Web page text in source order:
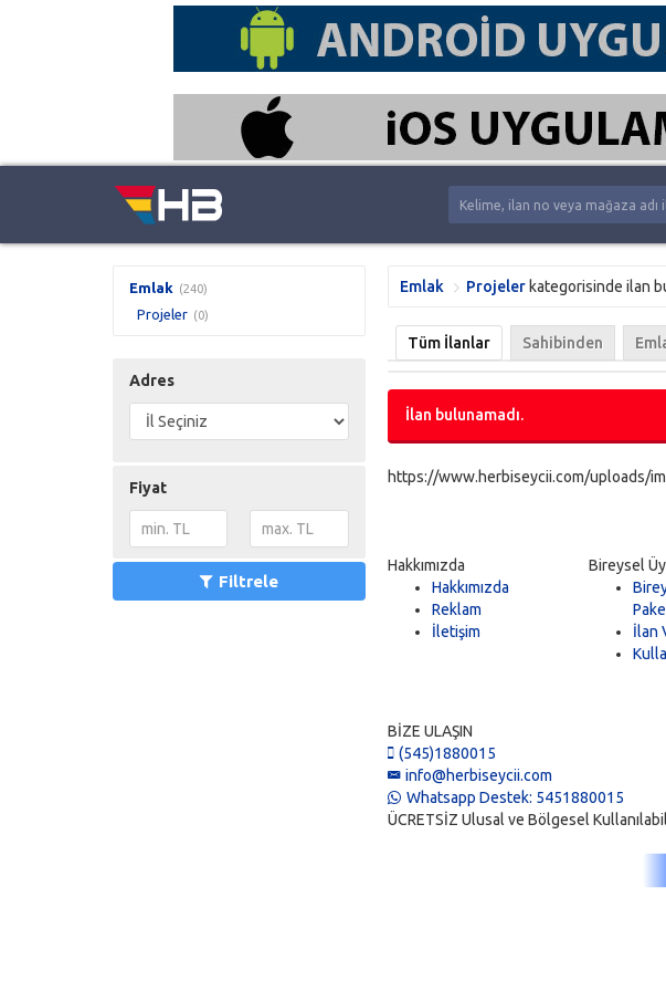
Emlak (240)
Projeler (0)
Adres
Fiyat
Filtrele
Emlak Projeler kategorisinde ilan
Tüm İlanlar Sahibinden
İlan bulunamadı.
https://www.herbiseycii.com/uploads/
Hakkımızda
Hakkımızda
Reklam
İletişim
Bireysel
İlan
BİZE ULAŞIN
(545)1880015
info@herbiseycii.com
Whatsapp Destek: 5451880015
ÜCRETSİZ Ulusal ve Bölgesel